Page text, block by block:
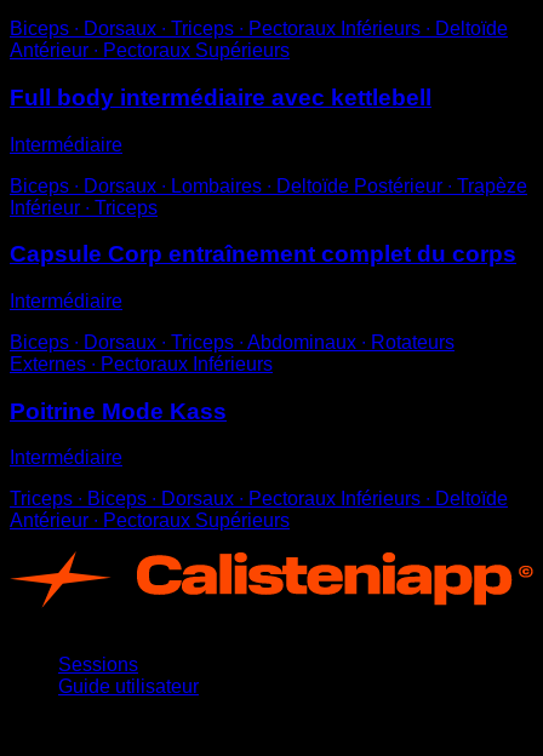
Biceps ∙ Dorsaux ∙ Triceps ∙ Pectoraux Inférieurs ∙ Deltoïde
Antérieur ∙ Pectoraux Supérieurs
Full body intermédiaire avec kettlebell
Intermédiaire
Biceps ∙ Dorsaux ∙ Lombaires ∙ Deltoïde Postérieur ∙ Trapèze
Inférieur ∙ Triceps
Capsule Corp entraînement complet du corps
Intermédiaire
Biceps ∙ Dorsaux ∙ Triceps ∙ Abdominaux ∙ Rotateurs
Externes ∙ Pectoraux Inférieurs
Poitrine Mode Kass
Intermédiaire
Triceps ∙ Biceps ∙ Dorsaux ∙ Pectoraux Inférieurs ∙ Deltoïde
Antérieur ∙ Pectoraux Supérieurs
Sessions
Guide utilisateur